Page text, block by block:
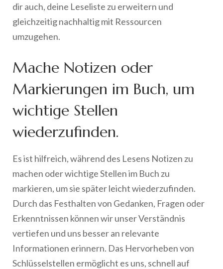
dir auch, deine Leseliste zu erweitern und
gleichzeitig nachhaltig mit Ressourcen
umzugehen.
Mache Notizen oder
Markierungen im Buch, um
wichtige Stellen
wiederzufinden.
Es ist hilfreich, während des Lesens Notizen zu
machen oder wichtige Stellen im Buch zu
markieren, um sie später leicht wiederzufinden.
Durch das Festhalten von Gedanken, Fragen oder
Erkenntnissen können wir unser Verständnis
vertiefen und uns besser an relevante
Informationen erinnern. Das Hervorheben von
Schlüsselstellen ermöglicht es uns, schnell auf